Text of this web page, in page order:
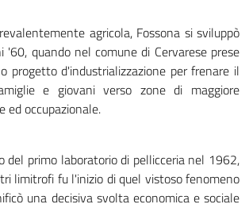
agricola, Fossona si sviluppò
'60, quando nel comune di Cervarese prese
progetto d'industrializzazione per frenare il
e giovani verso zone di maggiore
ed occupazionale.
del primo laboratorio di pellicceria nel 1962,
limitrofi fu l'inizio di quel vistoso fenomeno
una decisiva svolta economica e sociale